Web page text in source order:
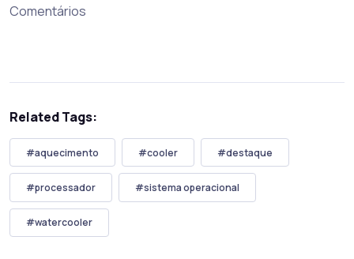
Comentários
Related Tags:
#aquecimento #cooler #destaque
#processador #sistema operacional
#watercooler